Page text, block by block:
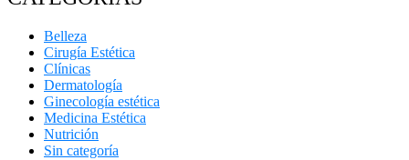
Belleza
Cirugía Estética
Clínicas
Dermatología
Ginecología estética
Medicina Estética
Nutrición
Sin categoría